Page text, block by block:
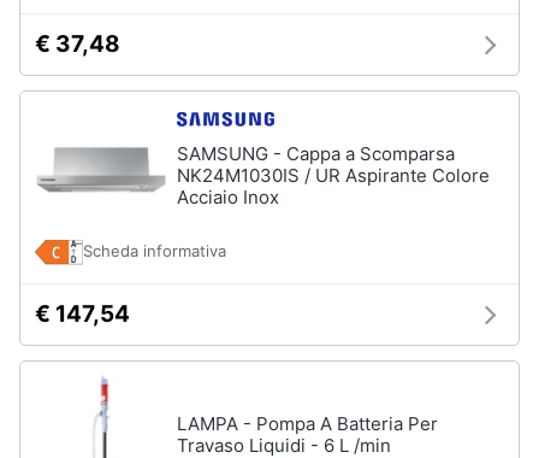
Esci
€ 37,48
SAMSUNG - Cappa a Scomparsa
NK24M1030IS / UR Aspirante Colore
Acciaio Inox
Scheda informativa
€ 147,54
LAMPA - Pompa A Batteria Per
Travaso Liquidi - 6 L /min